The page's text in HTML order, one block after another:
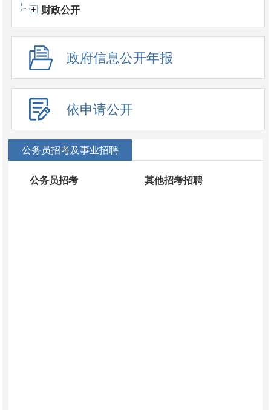
财政公开
政府信息公开年报
依申请公开
公务员招考及事业招聘
公务员招考 其他招考招聘